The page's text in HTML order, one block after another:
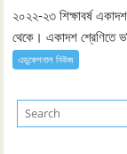
২০২২-২৩ শিক্ষাবর্ষ
থেকে। একাদশ শ্রেণিতে
এডুকেশনাল নিউজ